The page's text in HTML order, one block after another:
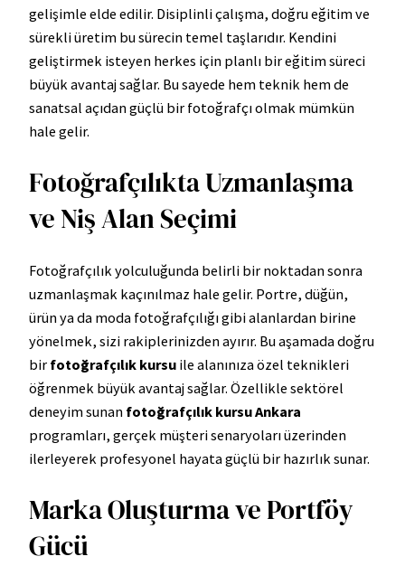
gelişimle elde edilir. Disiplinli çalışma, doğru eğitim ve
sürekli üretim bu sürecin temel taşlarıdır. Kendini
geliştirmek isteyen herkes için planlı bir eğitim süreci
büyük avantaj sağlar. Bu sayede hem teknik hem de
sanatsal açıdan güçlü bir fotoğrafçı olmak mümkün
hale gelir.
Fotoğrafçılıkta Uzmanlaşma
ve Niş Alan Seçimi
Fotoğrafçılık yolculuğunda belirli bir noktadan sonra
uzmanlaşmak kaçınılmaz hale gelir. Portre, düğün,
ürün ya da moda fotoğrafçılığı gibi alanlardan birine
yönelmek, sizi rakiplerinizden ayırır. Bu aşamada doğru
bir fotoğrafçılık kursu ile alanınıza özel teknikleri
öğrenmek büyük avantaj sağlar. Özellikle sektörel
deneyim sunan fotoğrafçılık kursu Ankara
programları, gerçek müşteri senaryoları üzerinden
ilerleyerek profesyonel hayata güçlü bir hazırlık sunar.
Marka Oluşturma ve Portföy
Gücü